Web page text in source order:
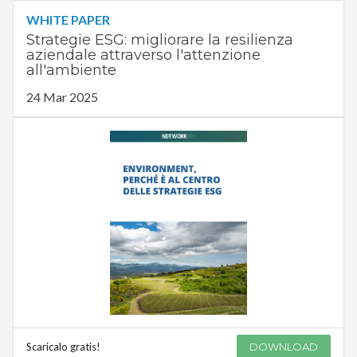
WHITE PAPER
Strategie ESG: migliorare la resilienza
aziendale attraverso l'attenzione
all'ambiente
24 Mar 2025
Scaricalo gratis! DOWNLOAD